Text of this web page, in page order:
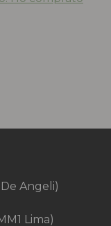
Angeli)
Lima)